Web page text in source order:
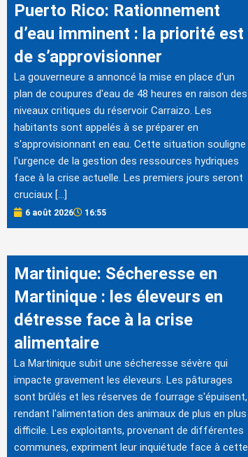
Puerto Rico: Rationnement
d’eau imminent : la priorité est
de s’approvisionner
La gouverneure a annoncé la mise en place d'un
plan de coupures d'eau de 48 heures en raison des
niveaux critiques du réservoir Carraizo. Les
habitants sont appelés à se préparer en
s'approvisionnant en eau. Cette situation souligne
l'urgence de la gestion des ressources hydriques
face à la crise actuelle. Les premiers jours seront
cruciaux […]
6 août 2026 16:55
Martinique: Sécheresse en
Martinique : les éleveurs en
détresse face à la crise
alimentaire
La Martinique subit une sécheresse sévère qui
impacte gravement les éleveurs. Les pâturages
sont brûlés et les réserves de fourrage s'épuisent,
rendant l'alimentation des animaux de plus en plus
difficile. Les exploitants, provenant de différentes
communes, expriment leur inquiétude face à cette